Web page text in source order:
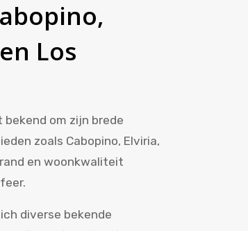
Los
om zijn brede
zoals Cabopino, Elviria,
en woonkwaliteit
diverse bekende